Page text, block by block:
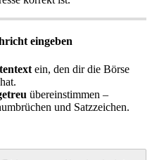
eingeben
ein, den dir die Börse
übereinstimmen –
und Satzzeichen.